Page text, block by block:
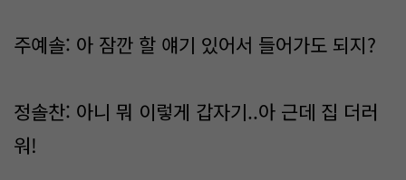
주예솔: 아 잠깐 할 얘기 있어서 들어가도 되지?
정솔찬: 아니 뭐 이렇게 갑자기..아 근데 집 더러
워!